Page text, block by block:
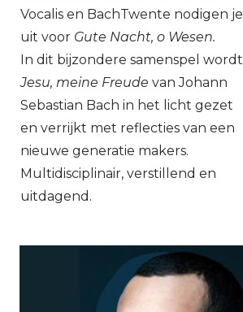
Vocalis en BachTwente nodigen je
uit voor Gute Nacht, o Wesen.
In dit bijzondere samenspel wordt
Jesu, meine Freude van Johann
Sebastian Bach in het licht gezet
en verrijkt met reflecties van een
nieuwe generatie makers.
Multidisciplinair, verstillend en
uitdagend.